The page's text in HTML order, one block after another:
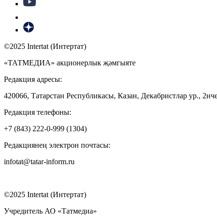
©2025 Intertat (Интертат)
«ТАТМЕДИА» акционерлык җәмгыяте
Редакция адресы:
420066, Татарстан Республикасы, Казан, Декабристлар ур.,
Редакция телефоны:
+7 (843) 222-0-999 (1304)
Редакциянең электрон почтасы:
infotat@tatar-inform.ru
©2025 Intertat (Интертат)
Учредитель АО «Татмедиа»